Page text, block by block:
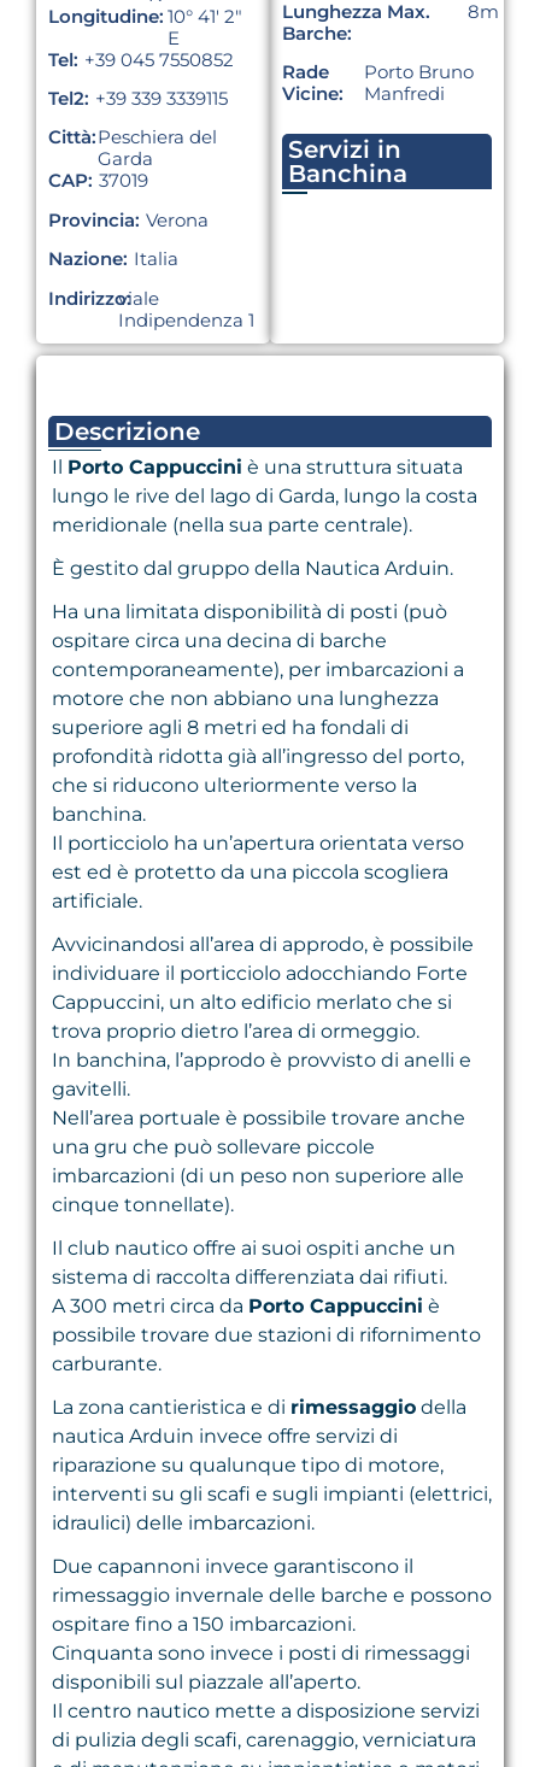
Longitudine: 10° 41′ 2″
E
Tel: +39 045 7550852
Tel2: +39 339 3339115
Città:Peschiera del
Garda
CAP: 37019
Provincia: Verona
Nazione: Italia
Indirizzo:viale
Indipendenza 1
Lunghezza Max.
Barche:
8m
Rade
Vicine:
Porto Bruno
Manfredi
Servizi in
Banchina
Descrizione
Il Porto Cappuccini è una struttura situata
lungo le rive del lago di Garda, lungo la costa
meridionale (nella sua parte centrale).
È gestito dal gruppo della Nautica Arduin.
Ha una limitata disponibilità di posti (può
ospitare circa una decina di barche
contemporaneamente), per imbarcazioni a
motore che non abbiano una lunghezza
superiore agli 8 metri ed ha fondali di
profondità ridotta già all’ingresso del porto,
che si riducono ulteriormente verso la
banchina.
Il porticciolo ha un’apertura orientata verso
est ed è protetto da una piccola scogliera
artificiale.
Avvicinandosi all’area di approdo, è possibile
individuare il porticciolo adocchiando Forte
Cappuccini, un alto edificio merlato che si
trova proprio dietro l’area di ormeggio.
In banchina, l’approdo è provvisto di anelli e
gavitelli.
Nell’area portuale è possibile trovare anche
una gru che può sollevare piccole
imbarcazioni (di un peso non superiore alle
cinque tonnellate).
Il club nautico offre ai suoi ospiti anche un
sistema di raccolta differenziata dai rifiuti.
A 300 metri circa da Porto Cappuccini è
possibile trovare due stazioni di rifornimento
carburante.
La zona cantieristica e di rimessaggio della
nautica Arduin invece offre servizi di
riparazione su qualunque tipo di motore,
interventi su gli scafi e sugli impianti (elettrici,
idraulici) delle imbarcazioni.
Due capannoni invece garantiscono il
rimessaggio invernale delle barche e possono
ospitare fino a 150 imbarcazioni.
Cinquanta sono invece i posti di rimessaggi
disponibili sul piazzale all’aperto.
Il centro nautico mette a disposizione servizi
di pulizia degli scafi, carenaggio, verniciatura